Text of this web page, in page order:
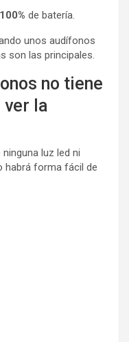
100% de batería.
unos audífonos
son las principales.
no tiene
ver la
luz led ni
habrá forma fácil de